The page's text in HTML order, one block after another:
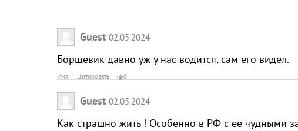
Guest 02.05.2024
Борщевик давно уж у нас водится, сам его видел.
Имя Цитировать 0
Guest 02.05.2024
Как страшно жить ! Особенно в РФ с её чудными